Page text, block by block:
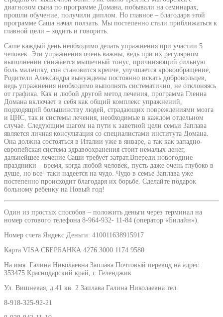
диагнозом сына по программе Домана, побывали на семинарах,
прошли обучение, получили диплом. Но главное – благодаря этой
программе Саша начал ползать. Мы постепенно стали приближаться к
главной цели – ходить и говорить.
Саше каждый день необходимо делать упражнения при участии 5
человек. Эти упражнения очень важны, ведь при их регулярном
выполнении снижается мышечный тонус, причиняющий сильную
боль мальчику, сон становится крепче, улучшается кровообращение,
Родители Александра вынуждены постоянно искать добровольцев,
ведь упражнения необходимо выполнять систематично, не отклоняясь
от графика. Как и любой другой метод лечения, программа Гленна
Домана включает в себя как общий комплекс упражнений,
подходящий большинству людей, страдающих повреждениями мозга
и ЦНС, так и системы лечения, необходимые в каждом отдельном
случае. Следующим шагом на пути к заветной цели семьи Заплава
является личная консультация со специалистами института Домана.
Она должна состояться в Италии уже в январе, а так как западно-
европейская система здравоохранения стоит немалых денег,
дальнейшее лечение Саши требует затрат.Впереди новогодние
праздники – время, когда любой человек, пусть даже очень глубоко в
душе, но все- таки надеется на чудо. Чудо в семье Заплава уже
постепенно происходит благодаря их борьбе. Сделайте подарок
больному ребенку на Новый год!
Один из простых способов – положить деньги через терминал на
номер сотового телефона 8-964-932- 11-84 (оператор «Билайн»).
Номер счета Яндекс Деньги: 410011638915917
Карта VISA СБЕРБАНКА 4276 3000 1174 9580
На имя: Галина Николаевна Заплава Почтовый перевод на адрес:
353475 Краснодарский край, г. Геленджик
Ул. Вишневая, д.41 кв. 2 Заплава Галина Николаевна тел.
8-918-325-92-21